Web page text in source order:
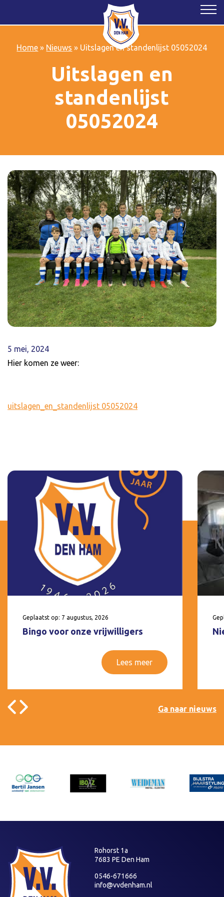
Home » Nieuws » Uitslagen en standenlijst 05052024
Uitslagen en
standenlijst
05052024
5 mei, 2024
Hier komen ze weer:
uitslagen_en_standenlijst 05052024
Geplaatst op: 7 augustus, 2026
Bingo voor onze vrijwilligers
Lees meer
Ga naar nieuws
Rohorst 1a
7683 PE Den Ham
0546-671666
info@vvdenham.nl